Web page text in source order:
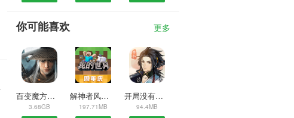
你可能喜欢 更多
百变魔方拼图游戏
3.68GB
解神者风暴之神
197.71MB
开局没有剑手游
94.4MB